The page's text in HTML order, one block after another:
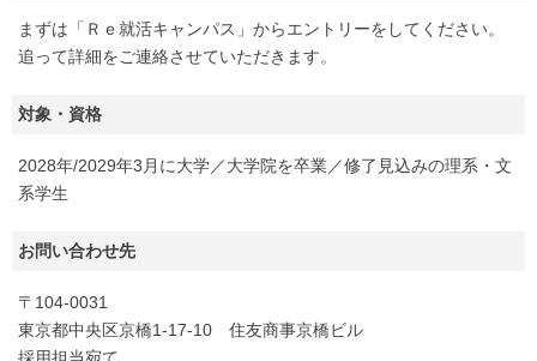
まずは「Ｒｅ就活キャンパス」からエントリーをしてください。
追って詳細をご連絡させていただきます。
対象・資格
2028年/2029年3月に大学／大学院を卒業／修了見込みの理系・文
系学生
お問い合わせ先
〒104-0031
東京都中央区京橋1-17-10 住友商事京橋ビル